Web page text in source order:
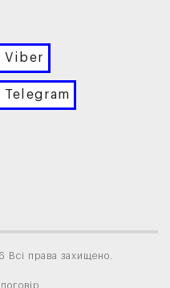
Viber
Telegram
права захищено.